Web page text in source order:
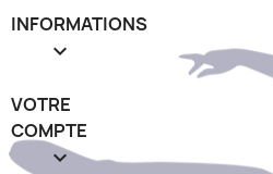
INFORMATIONS

VOTRE
COMPTE
